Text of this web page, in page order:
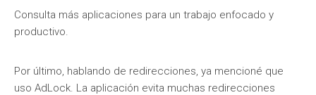
Consulta más aplicaciones para un trabajo enfocado y
productivo.
Por último, hablando de redirecciones, ya mencioné que
uso AdLock. La aplicación evita muchas redirecciones